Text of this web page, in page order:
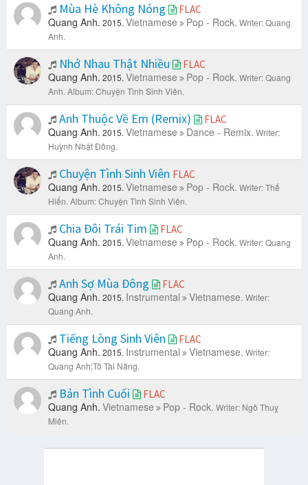
Mùa Hè Không Nóng FLAC
Quang Anh. 2015. Vietnamese Pop - Rock. Writer: Quang
Anh.
Nhớ Nhau Thật Nhiều FLAC
Quang Anh. 2015. Vietnamese Pop - Rock. Writer: Quang
Anh. Album: Chuyện Tình Sinh Viên.
Anh Thuộc Về Em (Remix) FLAC
Quang Anh. 2015. Vietnamese Dance - Remix. Writer:
Huỳnh Nhật Đông.
Chuyện Tình Sinh Viên FLAC
Quang Anh. 2015. Vietnamese Pop - Rock. Writer: Thế
Hiển. Album: Chuyện Tình Sinh Viên.
Chia Đôi Trái Tim FLAC
Quang Anh. 2015. Vietnamese Pop - Rock. Writer: Quang
Anh.
Anh Sợ Mùa Đông FLAC
Quang Anh. 2015. Instrumental Vietnamese. Writer:
Quang Anh.
Tiếng Lòng Sinh Viên FLAC
Quang Anh. 2015. Instrumental Vietnamese. Writer:
Quang Anh;Tô Tài Năng.
Bản Tình Cuối FLAC
Quang Anh. Vietnamese Pop - Rock. Writer: Ngô Thuỵ
Miên.